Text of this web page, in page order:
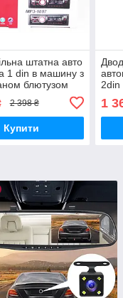
штатна авто
1 din в машину з
блютузом
MP3 FM SD AUX
магнітофон
2 398 ₴
Купити
2din
1